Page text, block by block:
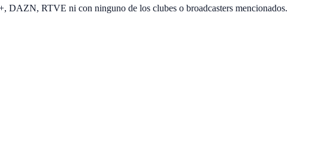
RTVE ni con ninguno de los clubes o broadcasters mencionados.